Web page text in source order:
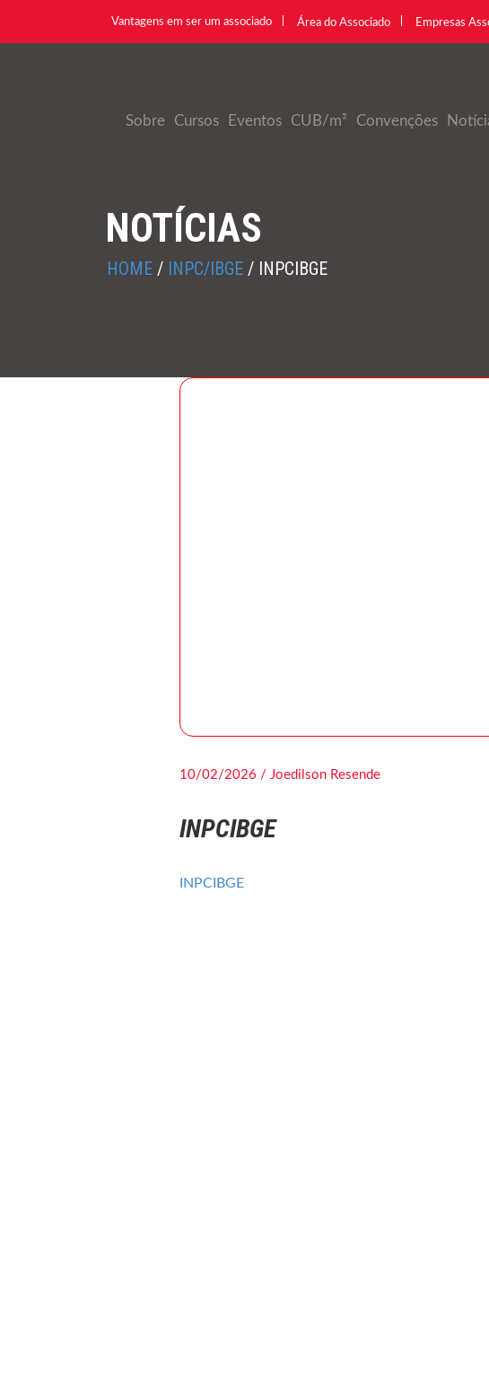
Vantagens em ser um associado Área do Associado Empresas
Sobre Cursos Eventos CUB/m² Convenções
NOTÍCIAS
HOME / INPC/IBGE / INPCIBGE
10/02/2026 / Joedilson Resende
INPCIBGE
INPCIBGE